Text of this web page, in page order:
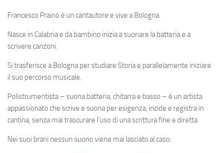
Francesco Praino è un cantautore e vive a Bologna.
Nasce in Calabria e da bambino inizia a suonare la batteria e a
scrivere canzoni.
Si trasferisce a Bologna per studiare Storia e parallelamente iniziare
il suo percorso musicale.
Polistrumentista – suona batteria, chitarra e basso – è un artista
appassionato che scrive e suona per esigenza, incide e registra in
cantina, senza mai trascurare l’uso di una scrittura fine e diretta.
Nei suoi brani nessun suono viene mai lasciato al caso.